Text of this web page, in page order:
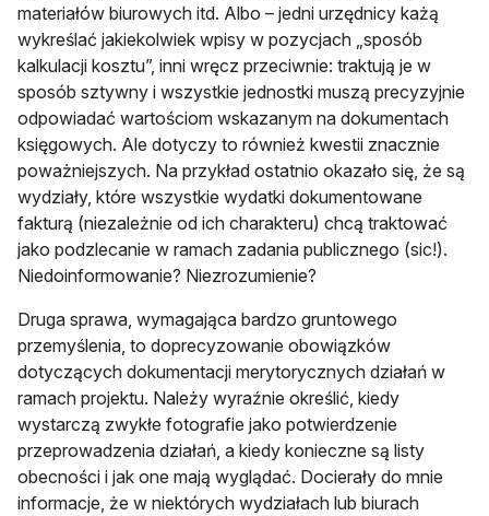
materiałów biurowych itd. Albo – jedni urzędnicy każą
wykreślać jakiekolwiek wpisy w pozycjach „sposób
kalkulacji kosztu”, inni wręcz przeciwnie: traktują je w
sposób sztywny i wszystkie jednostki muszą precyzyjnie
odpowiadać wartościom wskazanym na dokumentach
księgowych. Ale dotyczy to również kwestii znacznie
poważniejszych. Na przykład ostatnio okazało się, że są
wydziały, które wszystkie wydatki dokumentowane
fakturą (niezależnie od ich charakteru) chcą traktować
jako podzlecanie w ramach zadania publicznego (sic!).
Niedoinformowanie? Niezrozumienie?
Druga sprawa, wymagająca bardzo gruntowego
przemyślenia, to doprecyzowanie obowiązków
dotyczących dokumentacji merytorycznych działań w
ramach projektu. Należy wyraźnie określić, kiedy
wystarczą zwykłe fotografie jako potwierdzenie
przeprowadzenia działań, a kiedy konieczne są listy
obecności i jak one mają wyglądać. Docierały do mnie
informacje, że w niektórych wydziałach lub biurach